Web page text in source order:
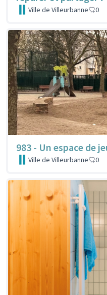
Ville de Villeurbanne 0
983 - Un espace de
Ville de Villeurbanne 0